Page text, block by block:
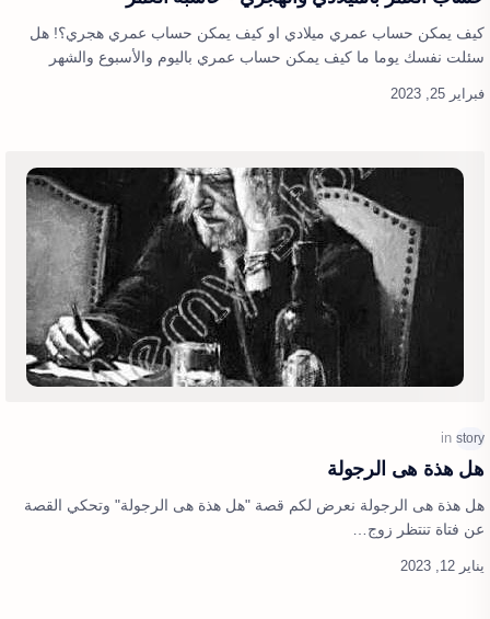
كيف يمكن حساب عمري ميلادي او كيف يمكن حساب عمري هجري؟! هل
سئلت نفسك يوما ما كيف يمكن حساب عمري باليوم والأسبوع والشهر
هل هذة هى الرجولة
هل هذة هى الرجولة نعرض لكم قصة "هل هذة هى الرجولة" وتحكي القصة
عن فتاة تنتظر زوج…